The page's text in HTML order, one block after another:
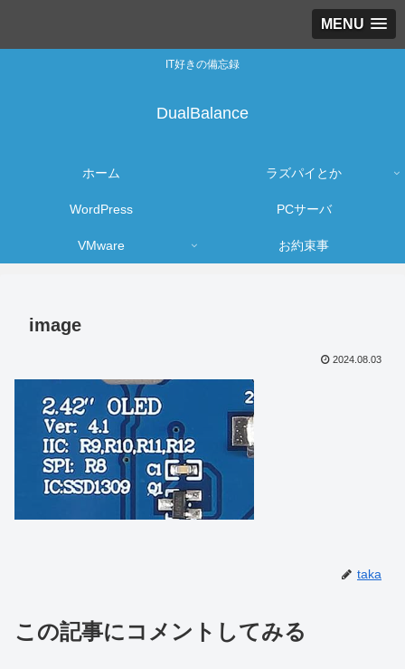
MENU
IT好きの備忘録
DualBalance
ホーム ラズパイとか
WordPress PCサーバ
VMware お約束事
image
2024.08.03
taka
この記事にコメントしてみる